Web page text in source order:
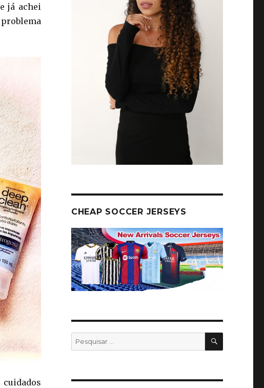
já achei
CHEAP SOCCER JERSEYS
Pesquisar
por: